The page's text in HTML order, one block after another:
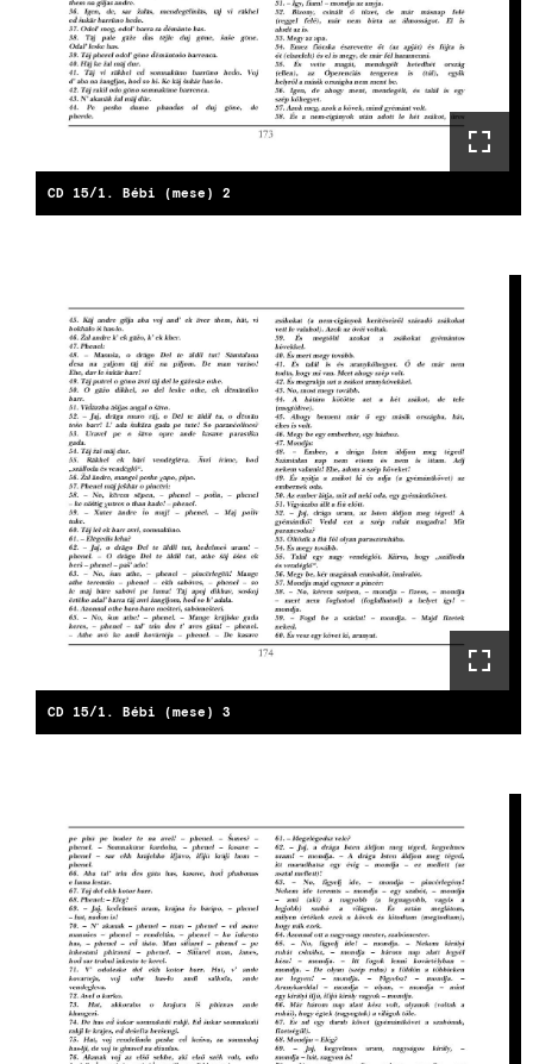
CD 15/1. Bébi (mese) 2
CD 15/1. Bébi (mese) 3